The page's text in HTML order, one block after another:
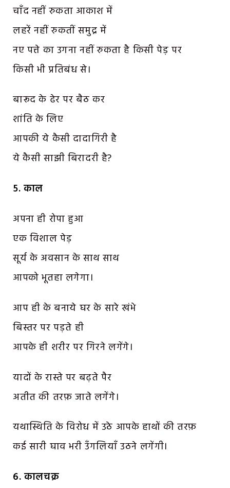
चाँद नहीं रुकता आकाश में
लहरें नहीं रुकतीं समुद्र में
नए पत्ते का उगना नहीं रुकता है किसी पेड़ पर
किसी भी प्रतिबंध से।
बारूद के ढेर पर बैठ कर
शांति के लिए
आपकी ये कैसी दादागिरी है
ये कैसी साझी बिरादरी है?
५. काल
अपना ही रोपा हुआ
एक विशाल पेड़
सूर्य के अवसान के साथ साथ
आपको भूतहा लगेगा।
आप ही के बनाये घर के सारे खंभे
बिस्तर पर पड़ते ही
आपके ही शरीर पर गिरने लगेंगे।
यादों के रास्ते पर बढ़ते पैर
अतीत की तरफ़ जाते लगेंगे।
यथास्थिति के विरोध में उठे आपके हाथों की तरफ़
कई सारी घाव भरी उँगलियाँ उठने लगेंगी।
६. कालचक्र